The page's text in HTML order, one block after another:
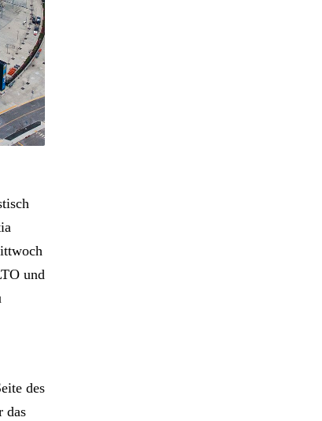
und
des
das